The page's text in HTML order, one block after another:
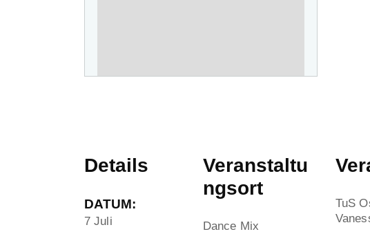
Details
DATUM:
7 Juli
Veranstaltu
ngsort
Dance Mix
TuS